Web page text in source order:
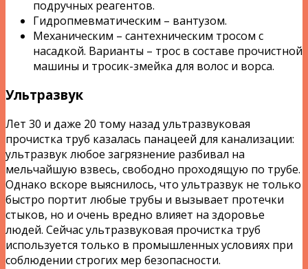
подручных реагентов.
Гидропмевматическим – вантузом.
Механическим – сантехническим тросом с
насадкой. Варианты – трос в составе прочистной
машины и тросик-змейка для волос и ворса.
Ультразвук
Лет 30 и даже 20 тому назад ультразвуковая
прочистка труб казалась панацеей для канализации:
ультразвук любое загрязнение разбивал на
мельчайшую взвесь, свободно проходящую по трубе.
Однако вскоре выяснилось, что ультразвук не только
быстро портит любые трубы и вызывает протечки
стыков, но и очень вредно влияет на здоровье
людей. Сейчас ультразвуковая прочистка труб
используется только в промышленных условиях при
соблюдении строгих мер безопасности.